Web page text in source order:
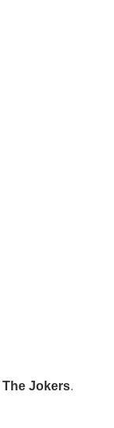
The Jokers.